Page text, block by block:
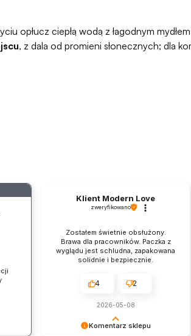
opłucz ciepłą wodą z łagodnym
, z dala od promieni słonecznych; dla
Komentarz sklepu
Klient Modern Love
zweryfikowano
Zostałem świetnie obsłużony.
Brawa dla pracowników. Paczka z
wyglądu jest schludna, zapakowana
solidnie i bezpiecznie.
4 2
2026-05-08